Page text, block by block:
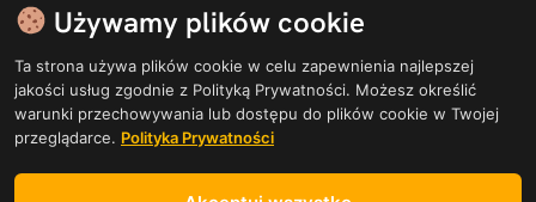
Używamy plików cookie
Ta strona używa plików cookie w celu zapewnienia najlepszej
jakości usług zgodnie z Polityką Prywatności. Możesz określić
warunki przechowywania lub dostępu do plików cookie w Twojej
przeglądarce. Polityka Prywatności